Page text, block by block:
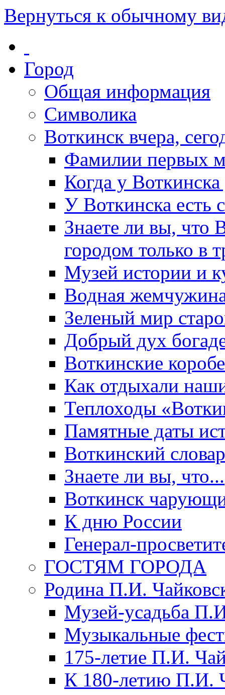
Вернуться к обычному
Город
Общая информация
Символика
Воткинск вчера,
Фамилии первых
Когда у
У Воткинска есть
Знаете ли вы, что
городом только в
Музей истории и
Водная
Зеленый мир
Добрый дух
Воткинские
Как отдыхали
Теплоходы
Памятные даты
Воткинский
Знаете ли вы, что...
Воткинск
К дню России
Генерал-
ГОСТЯМ ГОРОДА
Родина П.И.
Музей-усадьба
Музыкальные
175-летие П.И.
К 180-летию П.И.